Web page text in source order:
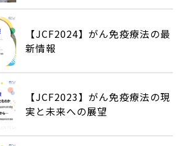
【JCF2024】がん免疫療法の最
新情報
【JCF2023】がん免疫療法の現
実と未来への展望